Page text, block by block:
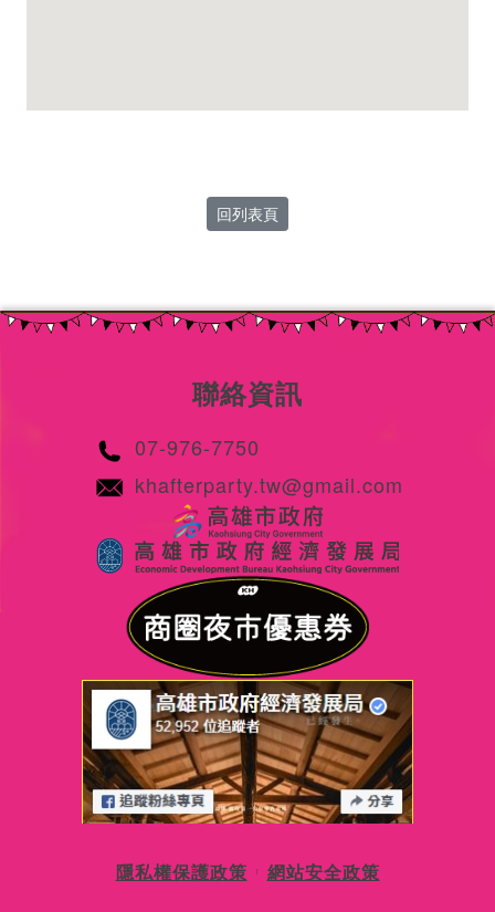
回列表頁
聯絡資訊
07-976-7750
khafterparty.tw@gmail.com
隱私權保護政策 | 網站安全政策